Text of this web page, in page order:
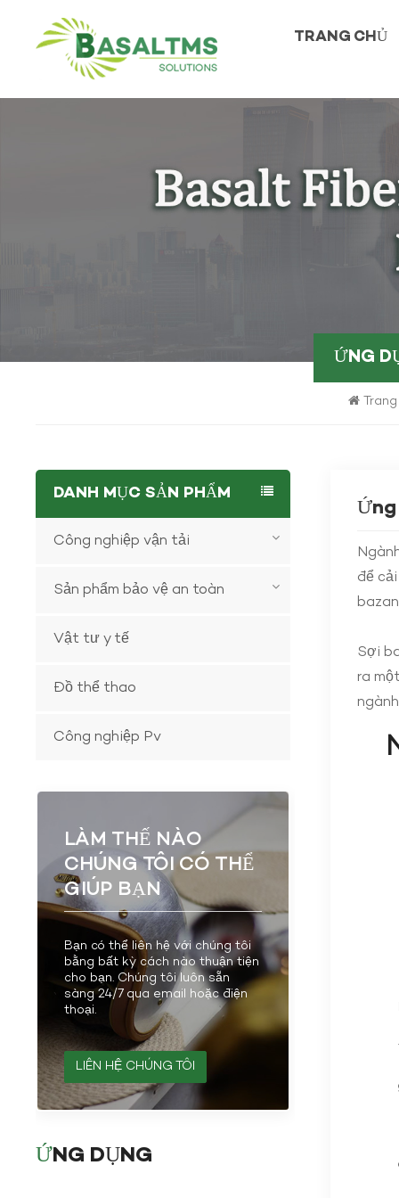
TRANG CHỦ
ỨNG
để
Sợi
ra
DANH MỤC SẢN PHẨM
Công nghiệp vận tải
Sản phẩm bảo vệ an toàn
Vật tư y tế
Đồ thể thao
Công nghiệp Pv
LÀM THẾ NÀO
CHÚNG TÔI CÓ THỂ
GIÚP BẠN
Bạn có thể liên hệ với chúng tôi
bằng bất kỳ cách nào thuận tiện
cho bạn. Chúng tôi luôn sẵn
sàng 24/7 qua email hoặc điện
thoại.
LIÊN HỆ CHÚNG TÔI
ỨNG DỤNG